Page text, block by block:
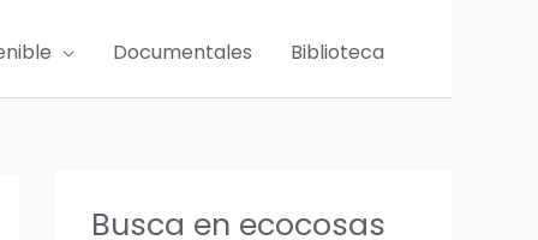
Documentales Biblioteca
Busca en ecocosas